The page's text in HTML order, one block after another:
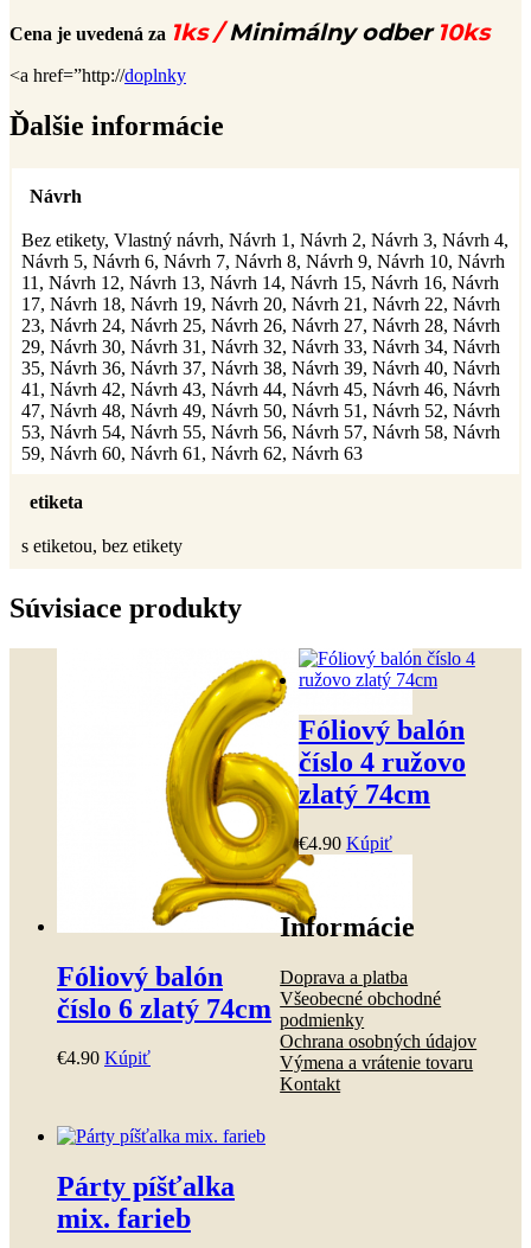
Cena je uvedená za 1ks /Minimálny odber10ks
<a href=”http://doplnky
Ďalšie informácie
Návrh
Bez etikety, Vlastný návrh, Návrh 1, Návrh 2, Návrh 3, Návrh 4,
Návrh 5, Návrh 6, Návrh 7, Návrh 8, Návrh 9, Návrh 10, Návrh
11, Návrh 12, Návrh 13, Návrh 14, Návrh 15, Návrh 16, Návrh
17, Návrh 18, Návrh 19, Návrh 20, Návrh 21, Návrh 22, Návrh
23, Návrh 24, Návrh 25, Návrh 26, Návrh 27, Návrh 28, Návrh
29, Návrh 30, Návrh 31, Návrh 32, Návrh 33, Návrh 34, Návrh
35, Návrh 36, Návrh 37, Návrh 38, Návrh 39, Návrh 40, Návrh
41, Návrh 42, Návrh 43, Návrh 44, Návrh 45, Návrh 46, Návrh
47, Návrh 48, Návrh 49, Návrh 50, Návrh 51, Návrh 52, Návrh
53, Návrh 54, Návrh 55, Návrh 56, Návrh 57, Návrh 58, Návrh
59, Návrh 60, Návrh 61, Návrh 62, Návrh 63
etiketa
s etiketou, bez etikety
Súvisiace produkty
Fóliový balón
číslo 6 zlatý 74cm
€4.90 Kúpiť
Fóliový balón
číslo 4 ružovo
zlatý 74cm
€4.90 Kúpiť
Párty píšťalka
mix. farieb
Informácie
Doprava a platba
Všeobecné obchodné
podmienky
Ochrana osobných údajov
Výmena a vrátenie tovaru
Kontakt